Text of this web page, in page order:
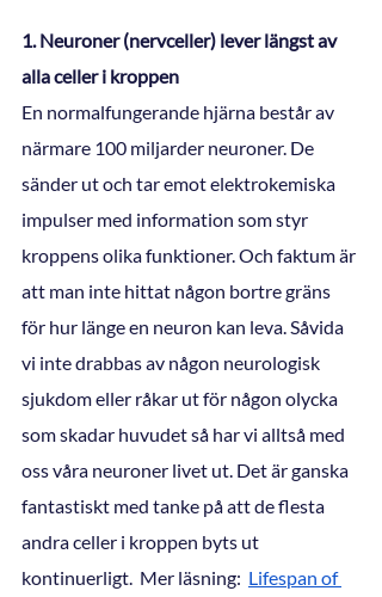
1. Neuroner (nervceller) lever längst av
alla celler i kroppen
En normalfungerande hjärna består av
närmare 100 miljarder neuroner. De
sänder ut och tar emot elektrokemiska
impulser med information som styr
kroppens olika funktioner. Och faktum är
att man inte hittat någon bortre gräns
för hur länge en neuron kan leva. Såvida
vi inte drabbas av någon neurologisk
sjukdom eller råkar ut för någon olycka
som skadar huvudet så har vi alltså med
oss våra neuroner livet ut. Det är ganska
fantastiskt med tanke på att de flesta
andra celler i kroppen byts ut
kontinuerligt.  Mer läsning: Lifespan of